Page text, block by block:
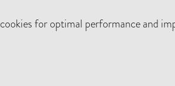
for optimal performance and